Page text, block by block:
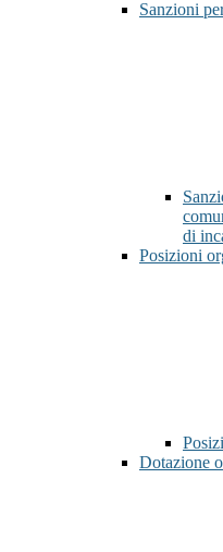
Sanzioni
di
Posizioni
Dotazione